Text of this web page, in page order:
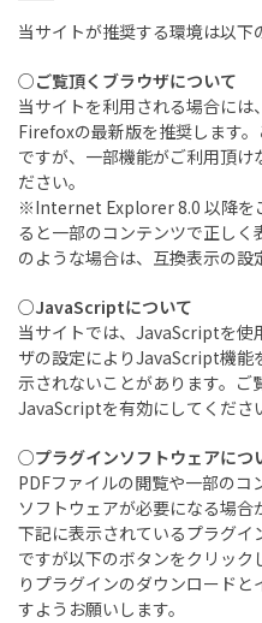
当サイトが推奨する環境は以下
○ご覧頂くブラウザについて
当サイトを利用される場合に
Firefoxの最新版を推奨します
ですが、一部機能がご利用頂け
ださい。
※Internet Explorer 8.0 以降を
ると一部のコンテンツで正しく
のような場合は、互換表示の設
○JavaScriptについて
当サイトでは、JavaScriptを使
ザの設定によりJavaScript機能
示されないことがあります。ご
JavaScriptを有効にしてくださ
○プラグインソフトウェアにつ
PDFファイルの閲覧や一部の
ソフトウェアが必要になる場合
下記に表示されているプラグ
ですが以下のボタンをクリッ
りプラグインのダウンロード
すようお願いします。